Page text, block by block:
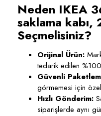
Neden IKEA
saklama
Seçmelisiniz?
Orijinal Ürün:
tedarik edilen
Güvenli
görmemesi için
Hızlı Gönderim:
siparişlerde aynı